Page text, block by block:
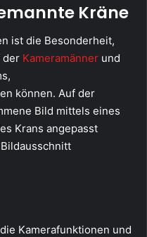
Kräne
ist die Besonderheit,
der Kameramänner und
können. Auf der
Bild mittels eines
Krans angepasst
Kamerafunktionen und